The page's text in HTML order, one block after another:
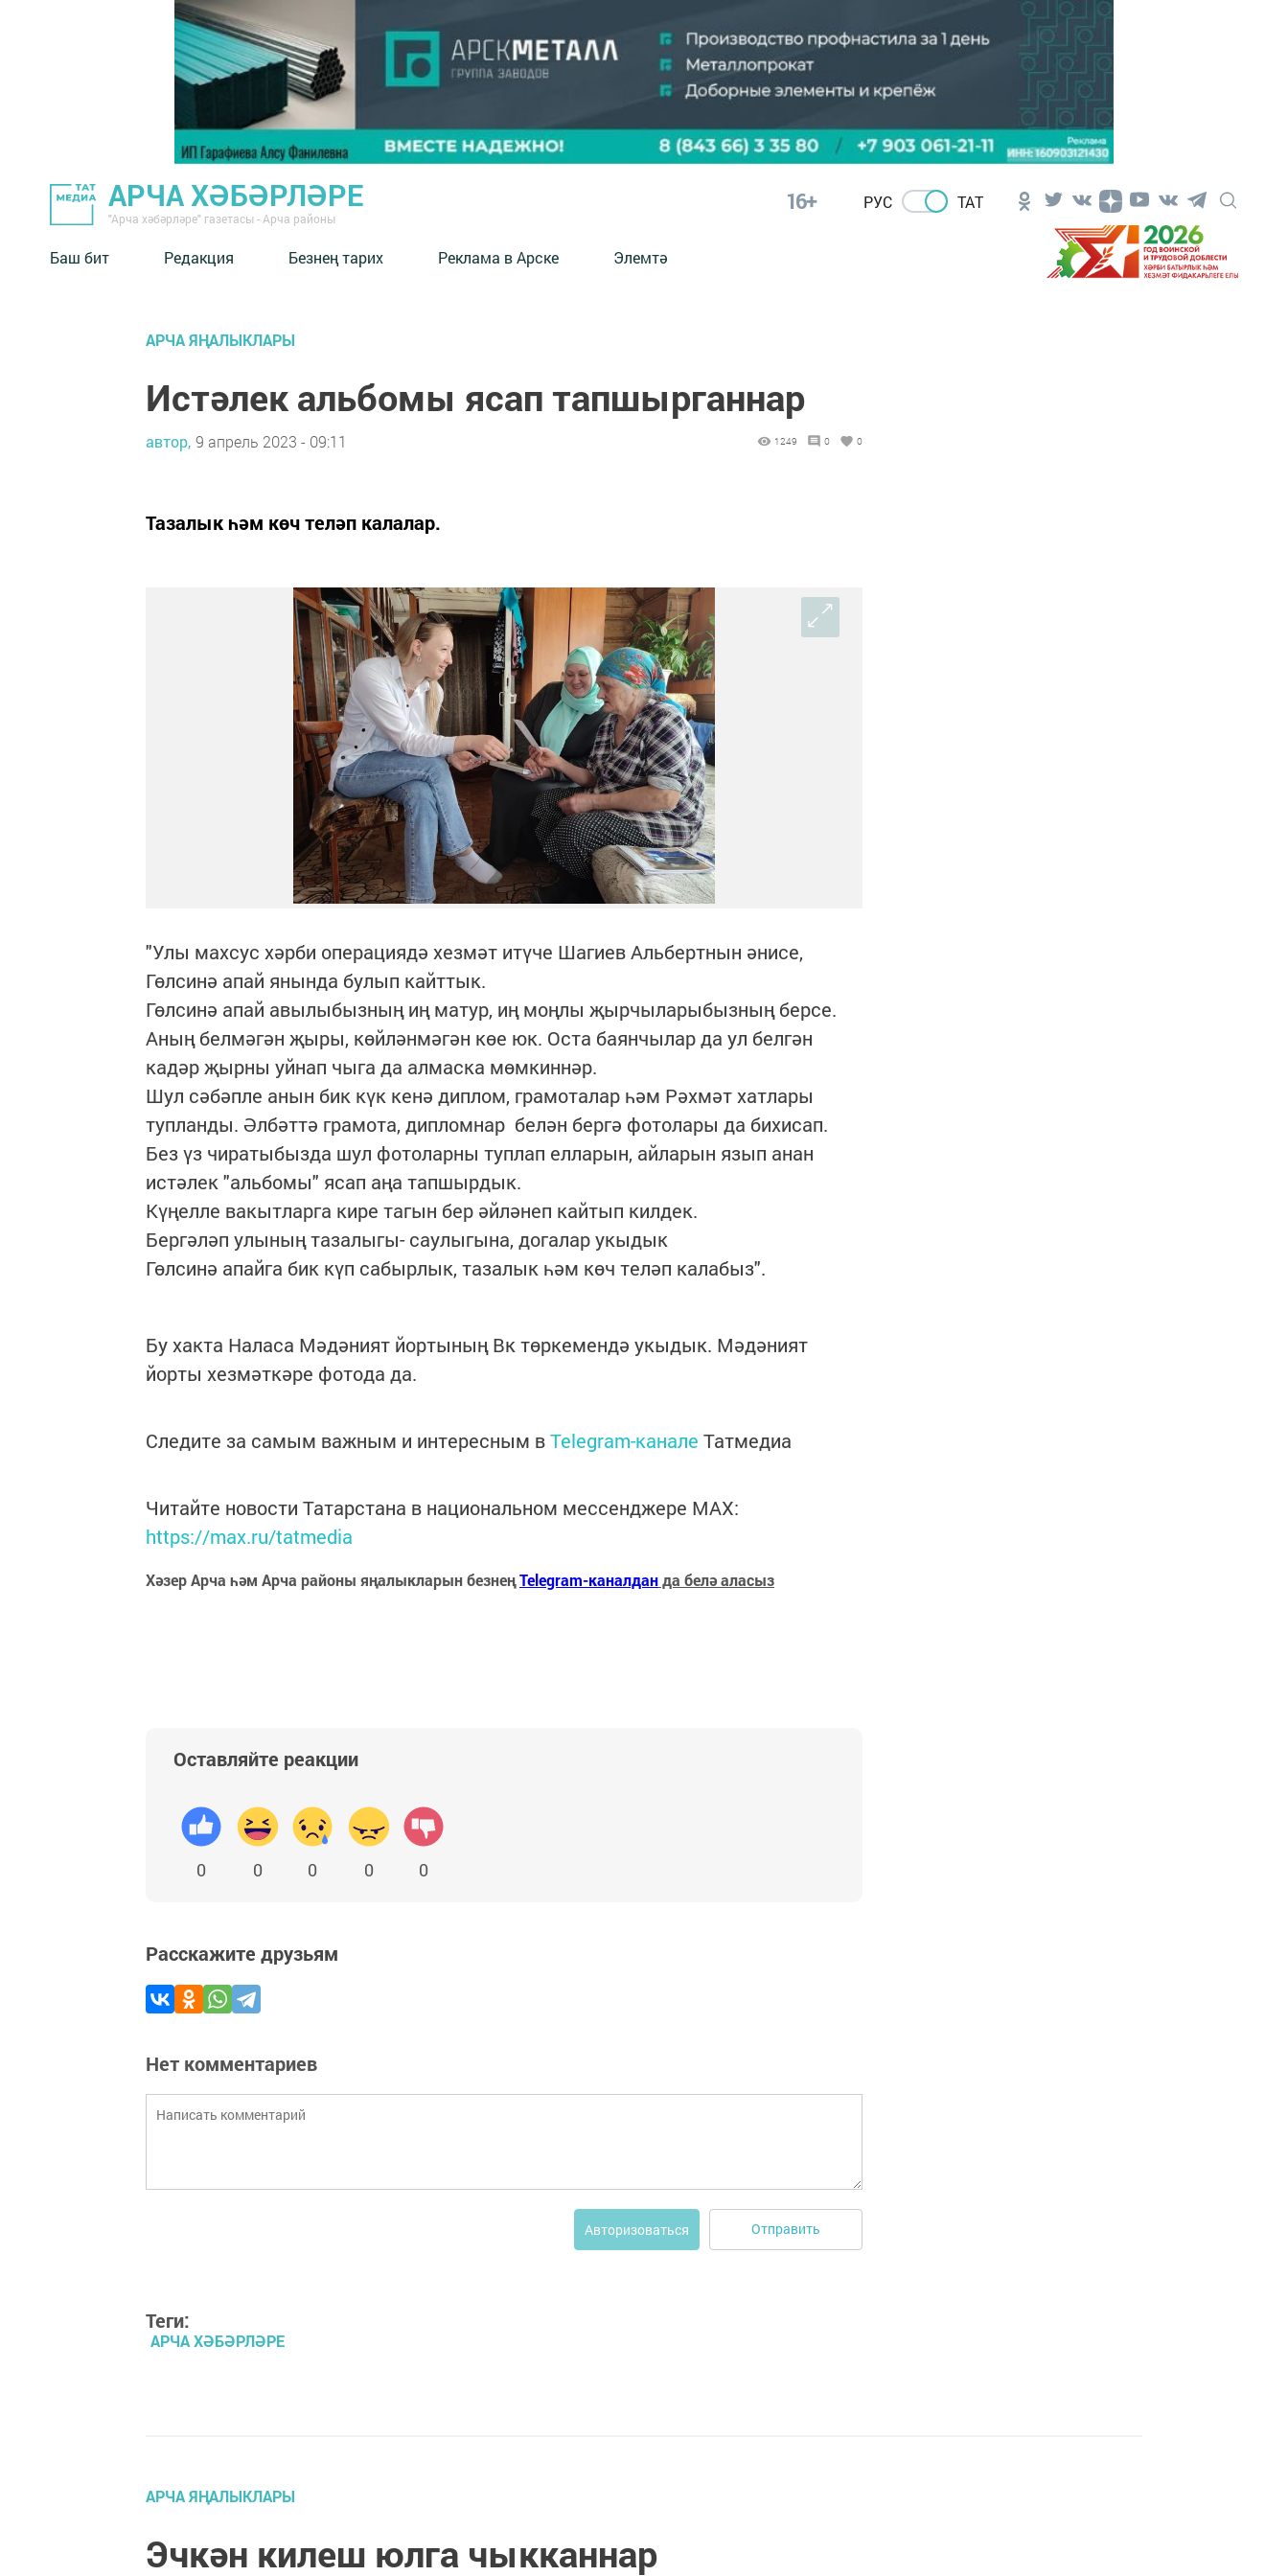
АРЧА ХӘБӘРЛӘРЕ
"Арча хәбәрләре" газетасы - Арча районы
16+ РУС ТАТ
Баш бит Редакция Безнең тарих Реклама в Арске Элемтә
АРЧА ЯҢАЛЫКЛАРЫ
Истәлек альбомы ясап тапшырганнар
автор, 9 апрель 2023 - 09:11 1249 0 0
Тазалык һәм көч теләп калалар.
"Улы махсус хәрби операциядә хезмәт итүче Шагиев Альбертнын әнисе,
Гөлсинә апай янында булып кайттык.
Гөлсинә апай авылыбызның иң матур, иң моңлы җырчыларыбызның берсе.
Аның белмәгән җыры, көйләнмәгән көе юк. Оста баянчылар да ул белгән
кадәр җырны уйнап чыга да алмаска мөмкиннәр.
Шул сәбәпле анын бик күк кенә диплом, грамоталар һәм Рәхмәт хатлары
тупланды. Әлбәттә грамота, дипломнар белән бергә фотолары да бихисап.
Без үз чиратыбызда шул фотоларны туплап елларын, айларын язып анан
истәлек "альбомы" ясап аңа тапшырдык.
Күңелле вакытларга кире тагын бер әйләнеп кайтып килдек.
Бергәләп улының тазалыгы- саулыгына, догалар укыдык
Гөлсинә апайга бик күп сабырлык, тазалык һәм көч теләп калабыз".
Бу хакта Наласа Мәдәният йортының Вк төркемендә укыдык. Мәдәният
йорты хезмәткәре фотода да.
Следите за самым важным и интересным вTelegram-канале Татмедиа
Читайте новости Татарстана в национальном мессенджере MАХ:
https://max.ru/tatmedia
Хәзер Арча һәм Арча районы яңалыкларын безнеңTelegram-каналданда белә аласыз
Оставляйте реакции
0 0 0 0 0
Расскажите друзьям
Нет комментариев
Авторизоваться Отправить
Теги:
АРЧА ХӘБӘРЛӘРЕ
АРЧА ЯҢАЛЫКЛАРЫ
Эчкән килеш юлга чыкканнар